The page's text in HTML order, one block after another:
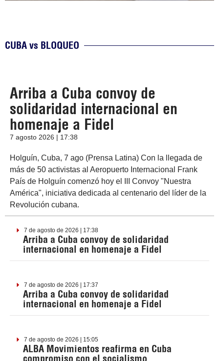
CUBA vs BLOQUEO
Arriba a Cuba convoy de
solidaridad internacional en
homenaje a Fidel
7 agosto 2026 | 17:38
Holguín, Cuba, 7 ago (Prensa Latina) Con la llegada de
más de 50 activistas al Aeropuerto Internacional Frank
País de Holguín comenzó hoy el III Convoy "Nuestra
América", iniciativa dedicada al centenario del líder de la
Revolución cubana.
7 de agosto de 2026 | 17:38
Arriba a Cuba convoy de solidaridad
internacional en homenaje a Fidel
7 de agosto de 2026 | 17:37
Arriba a Cuba convoy de solidaridad
internacional en homenaje a Fidel
7 de agosto de 2026 | 15:05
ALBA Movimientos reafirma en Cuba
compromiso con el socialismo